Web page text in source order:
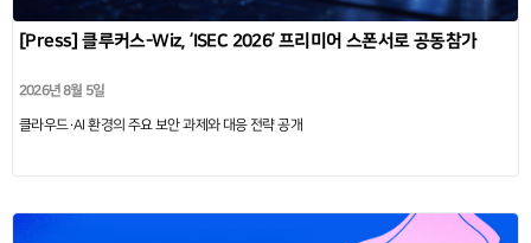
[Press] 클루커스-Wiz, ‘ISEC 2026’ 프리미어 스폰서로 공동참가
2026년 8월 5일
클라우드·AI 환경의 주요 보안 과제와 대응 전략 공개